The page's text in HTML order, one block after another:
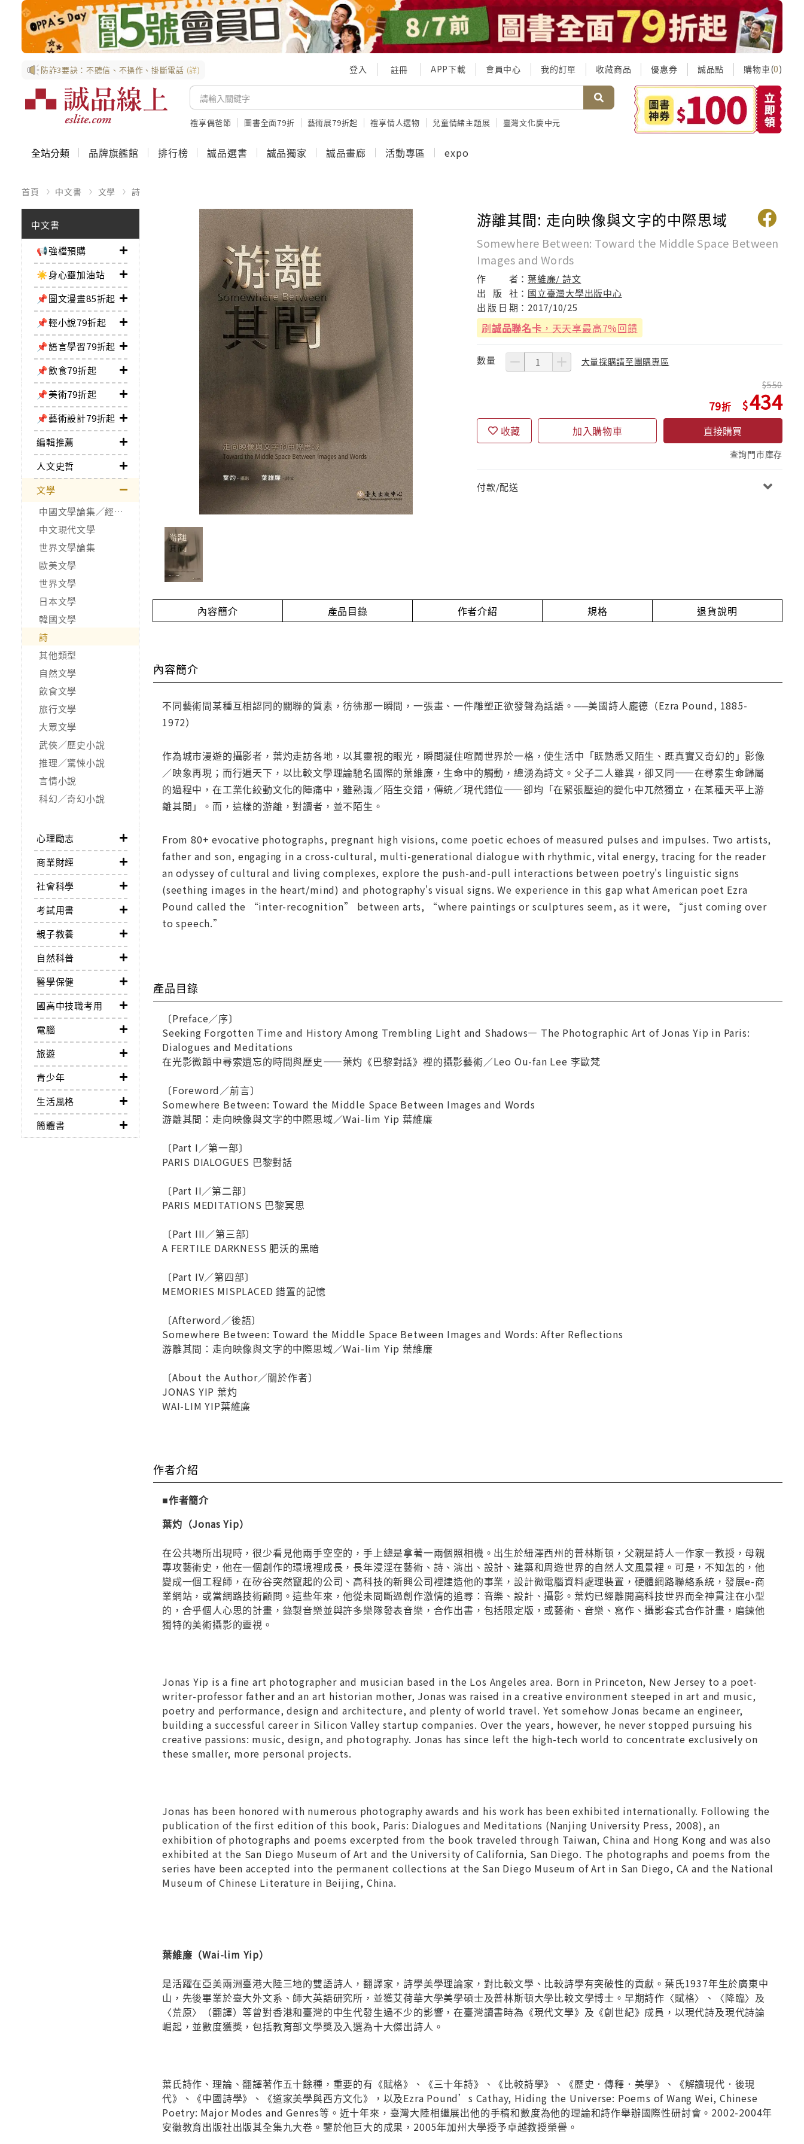
防詐3要訣：不聽信、不操作、掛斷電話 (詳) 登入 註冊 APP下載 會員中心 我的訂單 收藏商品 優惠券 誠品點 購物車(0)
禮享偶爸節 圖書全面79折 藝術展79折起 禮享情人選物 兒童情緒主題展 臺灣文化慶中元
全站分類 品牌旗艦館 排行榜 誠品選書 誠品獨家 誠品畫廊 活動專區 expo
首頁 中文書 文學 詩
中文書
📢強檔預購
☀️身心靈加油站
📌圖文漫畫85折起
📌輕小說79折起
📌語言學習79折起
📌飲食79折起
📌美術79折起
📌藝術設計79折起
編輯推薦
人文史哲
文學
中國文學論集／經典作品
中文現代文學
世界文學論集
歐美文學
世界文學
日本文學
韓國文學
詩
其他類型
自然文學
飲食文學
旅行文學
大眾文學
武俠／歷史小說
推理／驚悚小說
言情小說
科幻／奇幻小說
心理勵志
商業財經
社會科學
考試用書
親子教養
自然科普
醫學保健
國高中技職考用
電腦
旅遊
青少年
生活風格
簡體書
游離其間: 走向映像與文字的中際思域
Somewhere Between: Toward the Middle Space Between
Images and Words
作 者：葉維廉/ 詩文
出
版 社： 國立臺灣大學出版中心
出 版 日 期： 2017/10/25
刷誠品聯名卡 ，天天享最高7%回饋
數量 大量採購請至團購專區
79
550
434
收藏 加入購物車 直接購買
查詢門市庫存
付款/配送
內容簡介 產品目錄 作者介紹 規格 退貨說明
內容簡介
不同藝術間某種互相認同的關聯的質素，彷彿那一瞬間，一張畫、一件雕塑正欲發聲為話語。──美國詩人龐德（Ezra Pound, 1885-
1972）
作為城市漫遊的攝影者，葉灼走訪各地，以其靈視的眼光，瞬間凝住喧鬧世界於一格，使生活中「既熟悉又陌生、既真實又奇幻的」影像
／映象再現；而行遍天下，以比較文學理論馳名國際的葉維廉，生命中的觸動，總湧為詩文。父子二人雖異，卻又同——在尋索生命歸屬
的過程中，在工業化絞動文化的陣痛中，雖熟識／陌生交錯，傳統／現代錯位——卻均「在緊張壓迫的變化中兀然獨立，在某種天平上游
離其間」。而，這樣的游離，對讀者，並不陌生。
From 80+ evocative photographs, pregnant high visions, come poetic echoes of measured pulses and impulses. Two artists,
father and son, engaging in a cross-cultural, multi-generational dialogue with rhythmic, vital energy, tracing for the reader
an odyssey of cultural and living complexes, explore the push-and-pull interactions between poetry's linguistic signs
(seething images in the heart/mind) and photography's visual signs. We experience in this gap what American poet Ezra
Pound called the “inter-recognition” between arts, “where paintings or sculptures seem, as it were, “just coming over
to speech.”
產品目錄
〔Preface／序〕
Seeking Forgotten Time and History Among Trembling Light and Shadows— The Photographic Art of Jonas Yip in Paris:
Dialogues and Meditations
在光影微顫中尋索遺忘的時間與歷史——葉灼《巴黎對話》裡的攝影藝術／Leo Ou-fan Lee 李歐梵
〔Foreword／前言〕
Somewhere Between: Toward the Middle Space Between Images and Words
游離其間：走向映像與文字的中際思域／Wai-lim Yip 葉維廉
〔Part I／第一部〕
PARIS DIALOGUES 巴黎對話
〔Part II／第二部〕
PARIS MEDITATIONS 巴黎冥思
〔Part III／第三部〕
A FERTILE DARKNESS 肥沃的黑暗
〔Part IV／第四部〕
MEMORIES MISPLACED 錯置的記憶
〔Afterword／後語〕
Somewhere Between: Toward the Middle Space Between Images and Words: After Reflections
游離其間：走向映像與文字的中際思域／Wai-lim Yip 葉維廉
〔About the Author／關於作者〕
JONAS YIP 葉灼
WAI-LIM YIP葉維廉
作者介紹
■作者簡介
葉灼（Jonas Yip）
在公共場所出現時，很少看見他兩手空空的，手上總是拿著一兩個照相機。出生於紐澤西州的普林斯頓，父親是詩人—作家—教授，母親
專攻藝術史，他在一個創作的環境裡成長，長年浸淫在藝術、詩、演出、設計、建築和周遊世界的自然人文風景裡。可是，不知怎的，他
變成一個工程師，在矽谷突然竄起的公司、高科技的新興公司裡建造他的事業，設計微電腦資料處理裝置，硬體網路聯絡系統，發展e-商
業網站，或當網路技術顧問。這些年來，他從未間斷過創作激情的追尋：音樂、設計、攝影。葉灼已經離開高科技世界而全神貫注在小型
的，合乎個人心思的計畫，錄製音樂並與許多樂隊發表音樂，合作出書，包括限定版，或藝術、音樂、寫作、攝影套式合作計畫，磨鍊他
獨特的美術攝影的靈視。
Jonas Yip is a fine art photographer and musician based in the Los Angeles area. Born in Princeton, New Jersey to a poet-
writer-professor father and an art historian mother, Jonas was raised in a creative environment steeped in art and music,
poetry and performance, design and architecture, and plenty of world travel. Yet somehow Jonas became an engineer,
building a successful career in Silicon Valley startup companies. Over the years, however, he never stopped pursuing his
creative passions: music, design, and photography. Jonas has since left the high-tech world to concentrate exclusively on
these smaller, more personal projects.
Jonas has been honored with numerous photography awards and his work has been exhibited internationally. Following the
publication of the first edition of this book, Paris: Dialogues and Meditations (Nanjing University Press, 2008), an
exhibition of photographs and poems excerpted from the book traveled through Taiwan, China and Hong Kong and was also
exhibited at the San Diego Museum of Art and the University of California, San Diego. The photographs and poems from the
series have been accepted into the permanent collections at the San Diego Museum of Art in San Diego, CA and the National
Museum of Chinese Literature in Beijing, China.
葉維廉（Wai-lim Yip）
是活躍在亞美兩洲臺港大陸三地的雙語詩人，翻譯家，詩學美學理論家，對比較文學、比較詩學有突破性的貢獻。葉氏1937年生於廣東中
山，先後畢業於臺大外文系、師大英語研究所，並獲艾荷華大學美學碩士及普林斯頓大學比較文學博士。早期詩作〈賦格〉、〈降臨〉及
〈荒原〉（翻譯）等曾對香港和臺灣的中生代發生過不少的影響，在臺灣讀書時為《現代文學》及《創世紀》成員，以現代詩及現代詩論
崛起，並數度獲獎，包括教育部文學獎及入選為十大傑出詩人。
葉氏詩作、理論、翻譯著作五十餘種，重要的有《賦格》、《三十年詩》、《比較詩學》、《歷史．傳釋．美學》、《解讀現代．後現
代》、《中國詩學》、《道家美學與西方文化》，以及Ezra Pound’s Cathay, Hiding the Universe: Poems of Wang Wei, Chinese
Poetry: Major Modes and Genres等。近十年來，臺灣大陸相繼展出他的手稿和數度為他的理論和詩作舉辦國際性研討會。2002-2004年
安徽教育出版社出版其全集九大卷。鑒於他巨大的成果，2005年加州大學授予卓越教授榮譽。